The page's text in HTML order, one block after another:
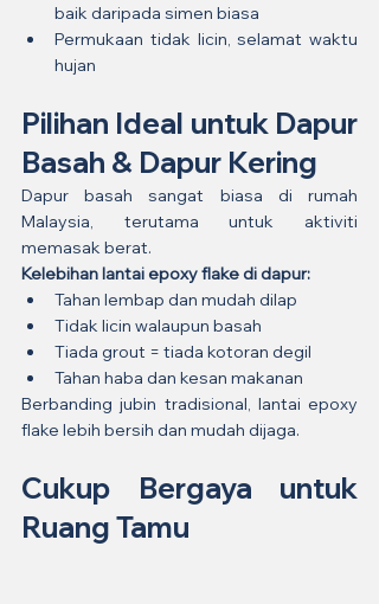
baik daripada simen biasa
Permukaan tidak licin, selamat waktu
hujan
Pilihan Ideal untuk Dapur
Basah & Dapur Kering
Dapur basah sangat biasa di rumah
Malaysia, terutama untuk aktiviti
memasak berat.
Kelebihan lantai epoxy flake di dapur:
Tahan lembap dan mudah dilap
Tidak licin walaupun basah
Tiada grout = tiada kotoran degil
Tahan haba dan kesan makanan
Berbanding jubin tradisional, lantai epoxy
flake lebih bersih dan mudah dijaga.
Cukup Bergaya untuk
Ruang Tamu